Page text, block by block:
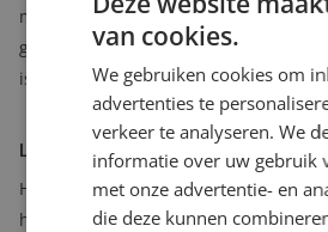
moet de dekvloer eerst volledig
geëgaliseerd kan worden.De volledige
is ongeveer een week per centimeter.
LingenAll-Inclusive
Het smeren van de zandcement
het proces van een renovatie van de
van cookies.
We gebruiken cookies om
advertenties te
verkeer te analyseren. We
informatie over uw gebruik
met onze advertentie- en
die deze kunnen